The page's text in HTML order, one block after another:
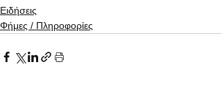
Ειδήσεις
Φήμες / Πληροφορίες